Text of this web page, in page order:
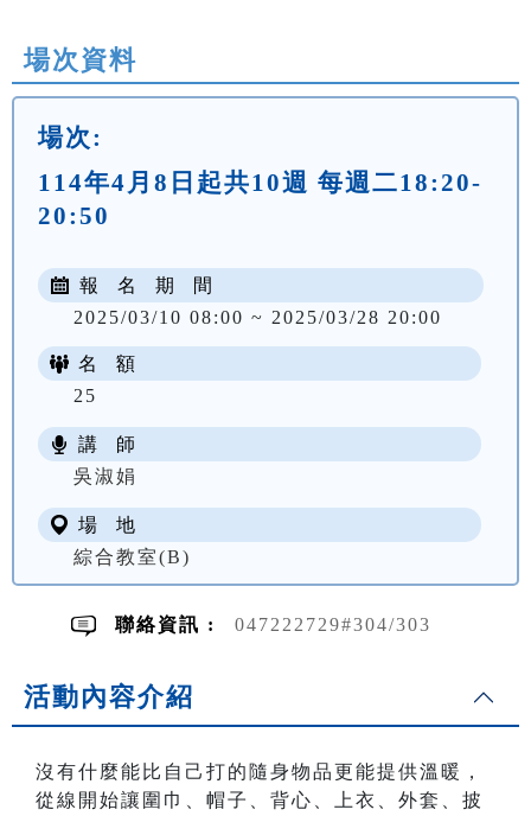
場次資料
場次:
114年4月8日起共10週 每週二18:20-
20:50
報 名 期 間
2025/03/10 08:00 ~ 2025/03/28 20:00
名 額
25
講 師
吳淑娟
場 地
綜合教室(B)
聯絡資訊 : 047222729#304/303
活動內容介紹
沒有什麼能比自己打的隨身物品更能提供溫暖，
從線開始讓圍巾、帽子、背心、上衣、外套、披